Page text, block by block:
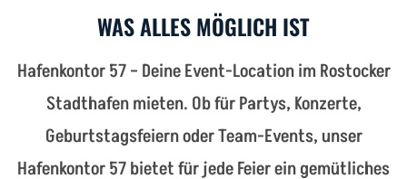
WAS ALLES MÖGLICH IST
Hafenkontor 57 – Deine Event-Location im Rostocker
Stadthafen mieten. Ob für Partys, Konzerte,
Geburtstagsfeiern oder Team-Events, unser
Hafenkontor 57 bietet für jede Feier ein gemütliches